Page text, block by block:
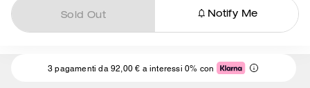
Sold Out Notify Me
3 pagamenti da 92,00 € a interessi 0% con